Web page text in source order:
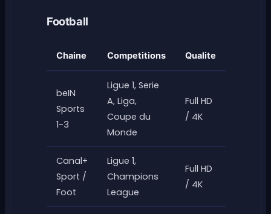
Football
Chaine Competitions Qualite
beIN
Sports
1-3
Ligue 1, Serie
A, Liga,
Coupe du
Monde
Full HD
/ 4K
Canal+
Sport /
Foot
Ligue 1,
Champions
League
Full HD
/ 4K